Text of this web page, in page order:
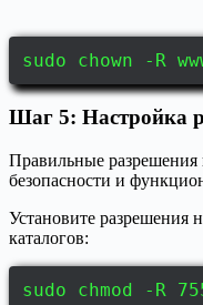
sudo chown -R
Шаг 5: Настройка
Правильные
безопасности и
Установите разрешения
каталогов:
sudo chmod -R